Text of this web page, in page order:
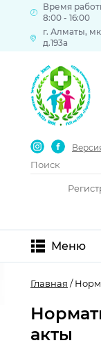
г. Алматы,
д.193а
Время
8:00 - 16:00
Меню
Главная /
акты